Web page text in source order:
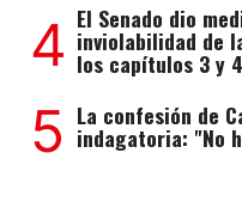
4 El Senado dio
inviolabilidad de
los capítulos 3 y 4
5 La confesión de
indagatoria: "No